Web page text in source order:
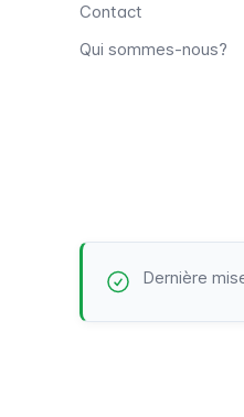
Contact
Qui sommes-nous?
Dernière